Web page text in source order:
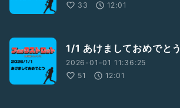
33
12:01
1/1 あけましておめでとう
2026-01-01 11:36:25
51
12:01